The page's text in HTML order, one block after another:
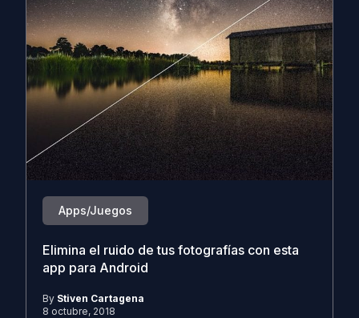
Apps/Juegos
Elimina el ruido de tus fotografías con esta
app para Android
By Stiven Cartagena
8 octubre, 2018